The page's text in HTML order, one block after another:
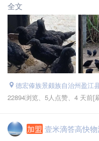
全文
德宏傣族景颇族自治州盈江
22894浏览、 5人点赞、 4 天前[
加盟 壹米滴答高快物流